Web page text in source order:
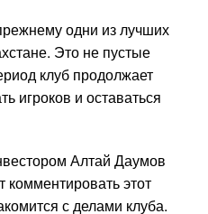
одни из лучших
Это не пустые
клуб продолжает
игроков и оставаться
Алтай Даумов
комментировать этот
с делами клуба.